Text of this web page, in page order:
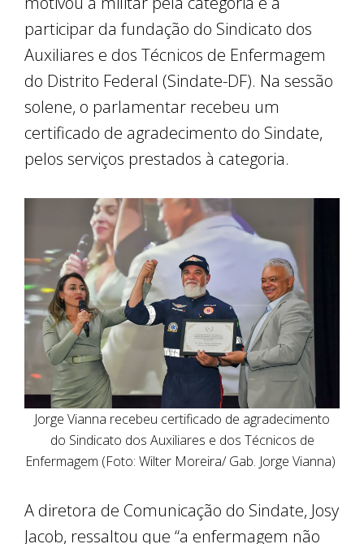
participar da fundação do Sindicato dos
Auxiliares e dos Técnicos de Enfermagem
do Distrito Federal (Sindate-DF). Na sessão
solene, o parlamentar recebeu um
certificado de agradecimento do Sindate,
pelos serviços prestados à categoria.
Jorge Vianna recebeu certificado de agradecimento
do Sindicato dos Auxiliares e dos Técnicos de
Enfermagem (Foto: Wilter Moreira/ Gab. Jorge Vianna)
A diretora de Comunicação do Sindate, Josy
Jacob, ressaltou que “a enfermagem não